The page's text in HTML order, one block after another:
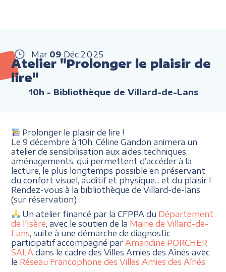
Mar 09 Déc 2025
Atelier "Prolonger le plaisir de
lire"
10h - Bibliothèque de Villard-de-Lans
Prolonger le plaisir de lire !
Le 9 décembre à 10h, Céline Gandon animera un
atelier de sensibilisation aux aides techniques,
aménagements, qui permettent d’accéder à la
lecture, le plus longtemps possible en préservant
du confort visuel, auditif et physique... et du plaisir !
Rendez-vous à la bibliothèque de Villard-de-lans
(sur réservation).
Un atelier financé par la CFPPA du Département
de l'Isère, avec le soutien de la Mairie de Villard-de-
Lans, suite à une démarche de diagnostic
participatif accompagné par Amandine PORCHER
SALA dans le cadre des Villes Amies des Aînés avec
le Réseau Francophone des Villes Amies des Aînés